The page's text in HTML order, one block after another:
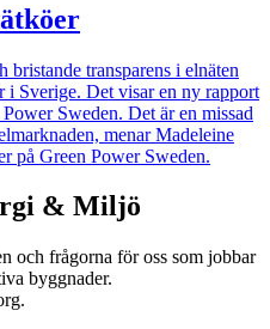
bristande transparens i elnäten
i Sverige. Det visar en ny rapport
Sweden. Det är en missad
menar Madeleine
på Green Power Sweden.
& Miljö
och frågorna för oss som jobbar
byggnader.